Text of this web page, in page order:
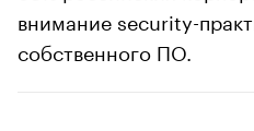
внимание security-
собственного ПО.